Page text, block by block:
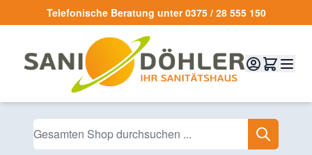
Zum Inhalt springen
Telefonische Beratung unter 0375 / 28 555 150